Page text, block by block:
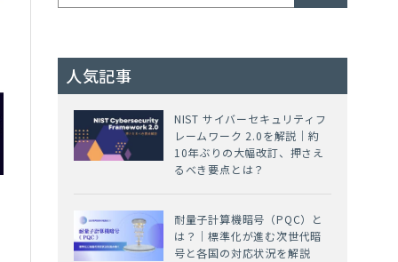
人気記事
NIST サイバーセキュリティフ
レームワーク 2.0を解説｜約
10年ぶりの大幅改訂、押さえ
るべき要点とは？
耐量子計算機暗号（PQC）と
は？｜標準化が進む次世代暗
号と各国の対応状況を解説